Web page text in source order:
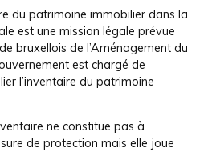
du patrimoine immobilier dans la
est une mission légale prévue
bruxellois de l’Aménagement du
est chargé de
l’inventaire du patrimoine
ne constitue pas à
de protection mais elle joue